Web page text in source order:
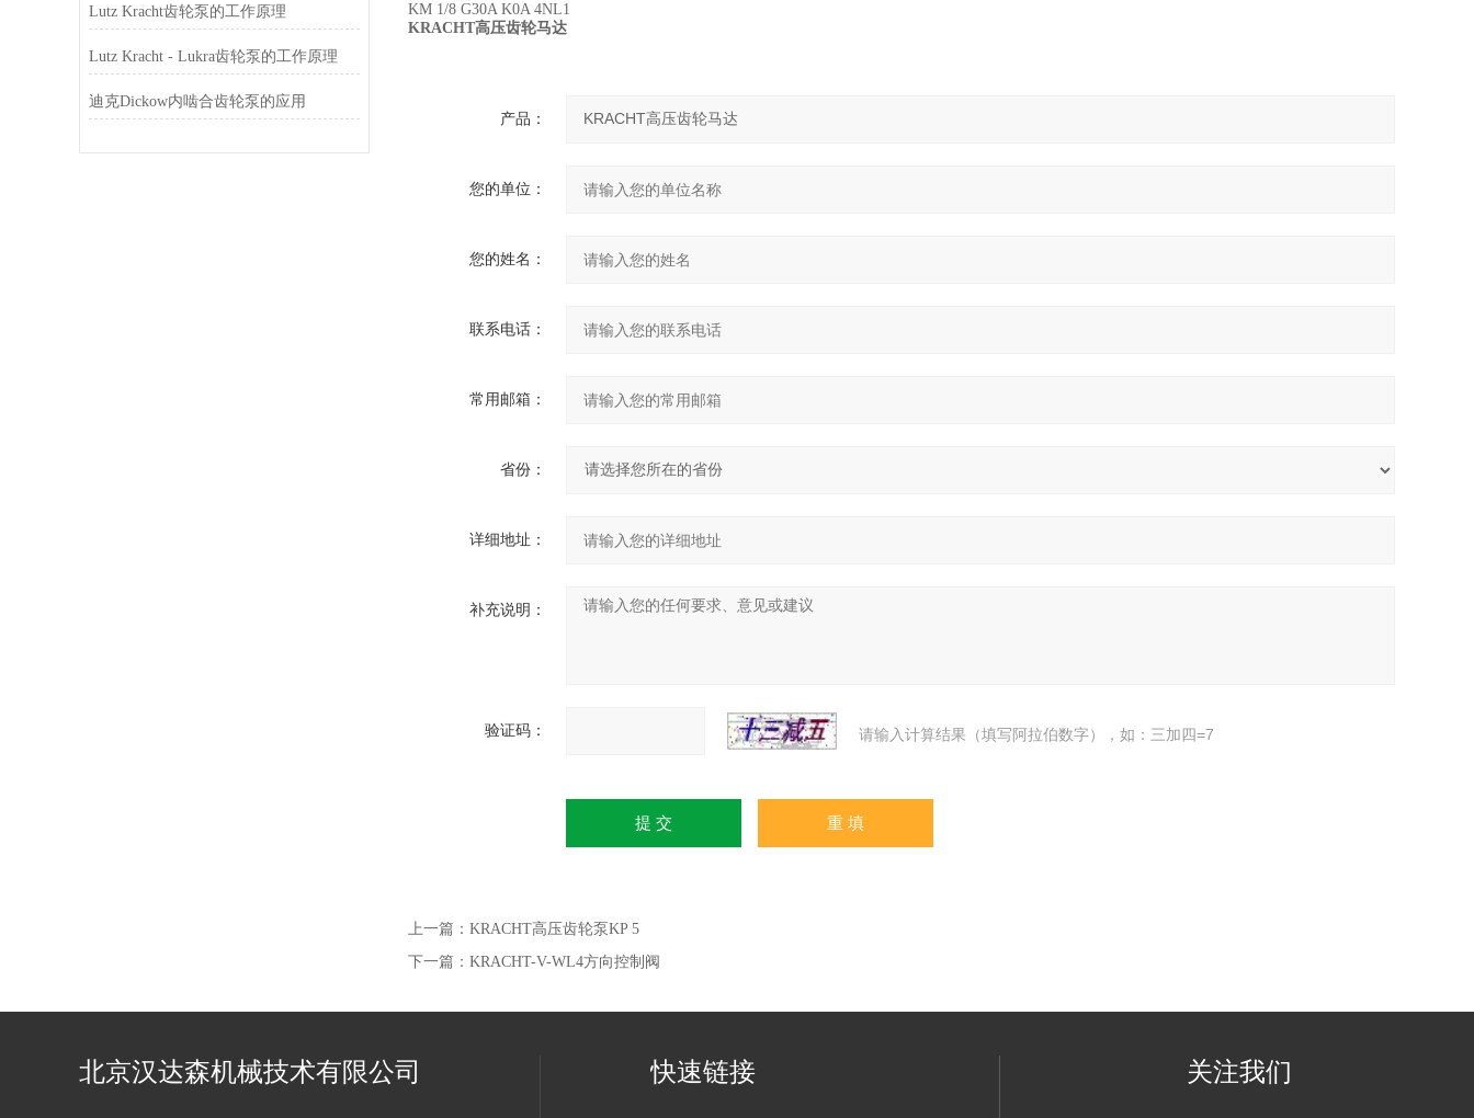
Lutz Kracht齿轮泵的工作原理
Lutz Kracht - Lukra齿轮泵的工作原理
迪克Dickow内啮合齿轮泵的应用
KM 1/8 G30A K0A 4NL1
KRACHT高压齿轮马达
产品：
您的单位：
您的姓名：
联系电话：
常用邮箱：
省份：
详细地址：
补充说明：
验证码： 请输入计算结果（填写阿拉伯数字），如：三加四=7
上一篇： KRACHT高压齿轮泵KP 5
下一篇： KRACHT-V-WL4方向控制阀
北京汉达森机械技术有限公司 快速链接 关注我们